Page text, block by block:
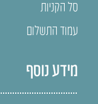
סל הקניות
עמוד התשלום
מידע נוסף